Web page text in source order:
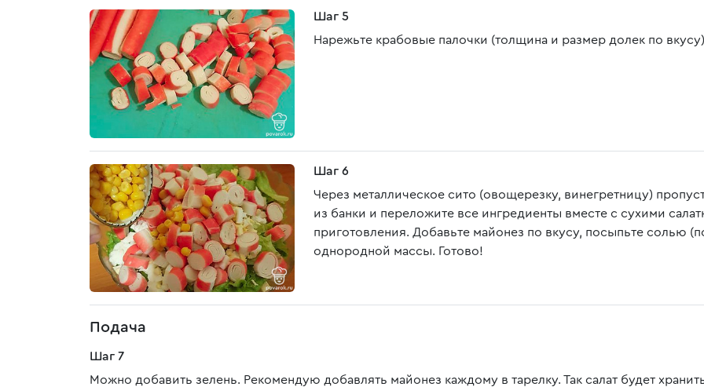
Шаг 5
Нарежьте крабовые палочки (толщина и размер долек по
Шаг 6
Через металлическое сито (овощерезку, винегретницу)
из банки и переложите все ингредиенты вместе с сухими
приготовления. Добавьте майонез по вкусу, посыпьте солью
однородной массы. Готово!
Подача
Шаг 7
Можно добавить зелень. Рекомендую добавлять майонез каждому в тарелку. Так салат будет